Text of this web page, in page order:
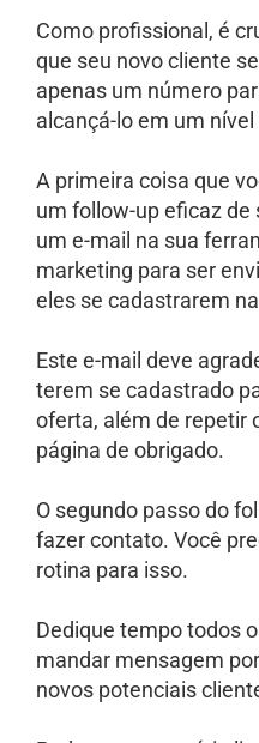
Como profissional, é
que seu novo cliente
apenas um número
alcançá-lo em um
A primeira coisa que
um follow-up eficaz de
um e-mail na sua
marketing para ser
eles se cadastrarem
Este e-mail deve
terem se cadastrado
oferta, além de repetir
página de obrigado.
O segundo passo do
fazer contato. Você
rotina para isso.
Dedique tempo todos
mandar mensagem
novos potenciais